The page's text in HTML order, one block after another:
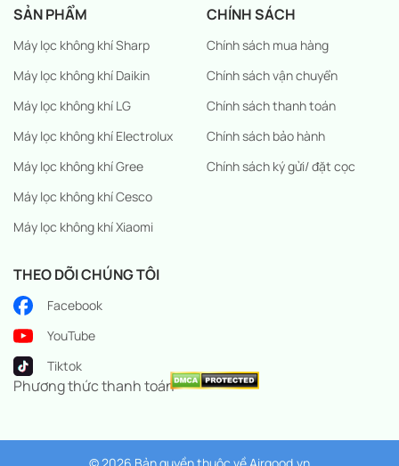
SẢN PHẨM
Máy lọc không khí Sharp
Máy lọc không khí Daikin
Máy lọc không khí LG
Máy lọc không khí Electrolux
Máy lọc không khí Gree
Máy lọc không khí Cesco
Máy lọc không khí Xiaomi
CHÍNH SÁCH
Chính sách mua hàng
Chính sách vận chuyển
Chính sách thanh toán
Chính sách bảo hành
Chính sách ký gửi/ đặt cọc
THEO DÕI CHÚNG TÔI
Facebook
YouTube
Tiktok
Phương thức thanh toán